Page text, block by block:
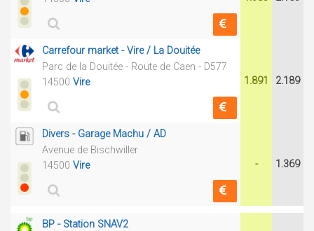
Carrefour market - Vire / La Douitée
Parc de la Douitée - Route de Caen - D577
14500 Vire 1.891 2.189
Divers - Garage Machu / AD
Avenue de Bischwiller
14500 Vire - 1.369
BP - Station SNAV2